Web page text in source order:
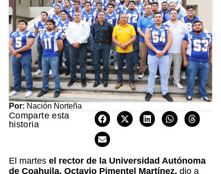
Por: Nación Norteña
Comparte esta
historia
El martes el rector de la Universidad Autónoma
de Coahuila, Octavio Pimentel Martínez, dio a